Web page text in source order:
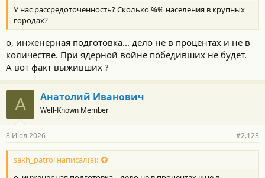
У нас рассредоточенность? Сколько %% населения в крупных
городах?
о, инженерная подготовка... дело не в процентах и не в
количестве. При ядерной войне победивших не будет.
А вот факт выживших ?
А Анатолий Иванович
Well-Known Member
8 Июл 2026 #2.123
sakh_patrol написал(а):